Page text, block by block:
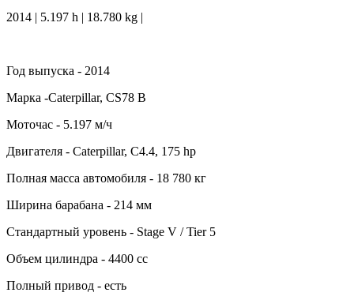
2014 | 5.197 h | 18.780 kg |
Год выпуска - 2014
Марка -Caterpillar, CS78 B
Моточас - 5.197 м/ч
Двигателя - Caterpillar, C4.4, 175 hp
Полная масса автомобиля - 18 780 кг
Ширина барабана - 214 мм
Стандартный уровень - Stage V / Tier 5
Объем цилиндра - 4400 cc
Полный привод - есть